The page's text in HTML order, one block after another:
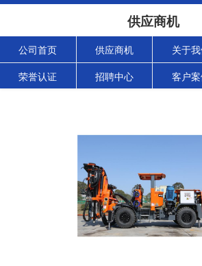
供应商机
公司首页 供应商机 关于
荣誉认证 招聘中心 客户案